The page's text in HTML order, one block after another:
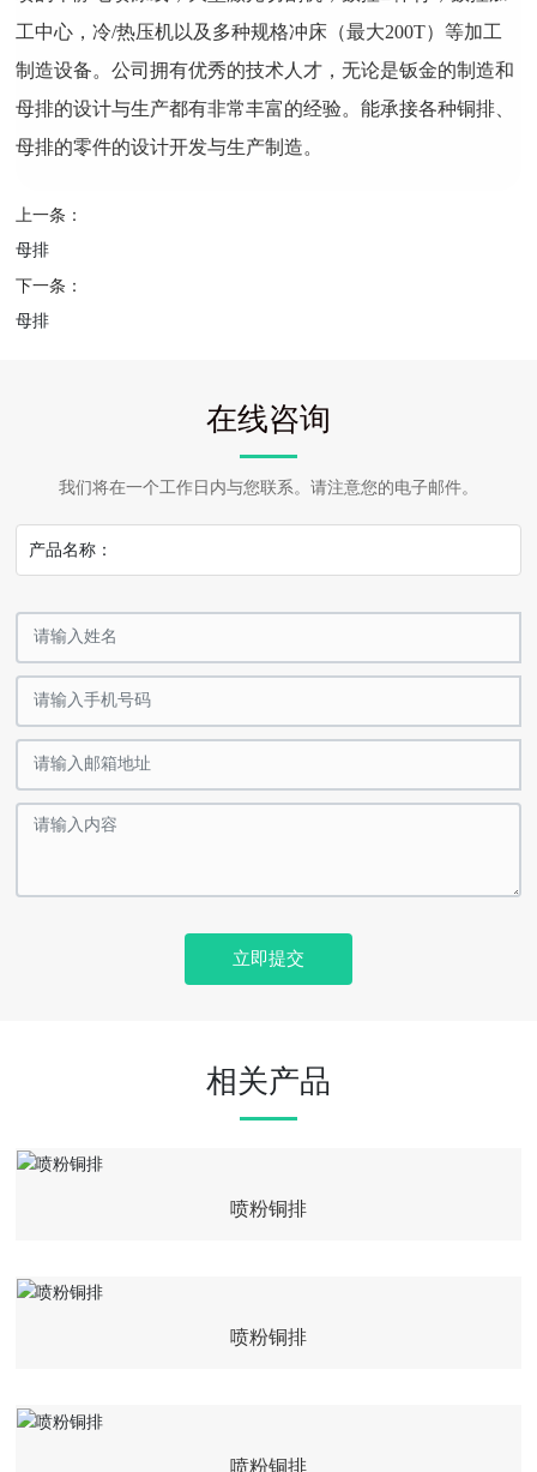
工中心，冷/热压机以及多种规格冲床（最大200T）等加工
制造设备。公司拥有优秀的技术人才，无论是钣金的制造和
母排的设计与生产都有非常丰富的经验。能承接各种铜排、
母排的零件的设计开发与生产制造。
上一条：
母排
下一条：
母排
在线咨询
我们将在一个工作日内与您联系。请注意您的电子邮件。
产品名称：
立即提交
相关产品
喷粉铜排
喷粉铜排
喷粉铜排